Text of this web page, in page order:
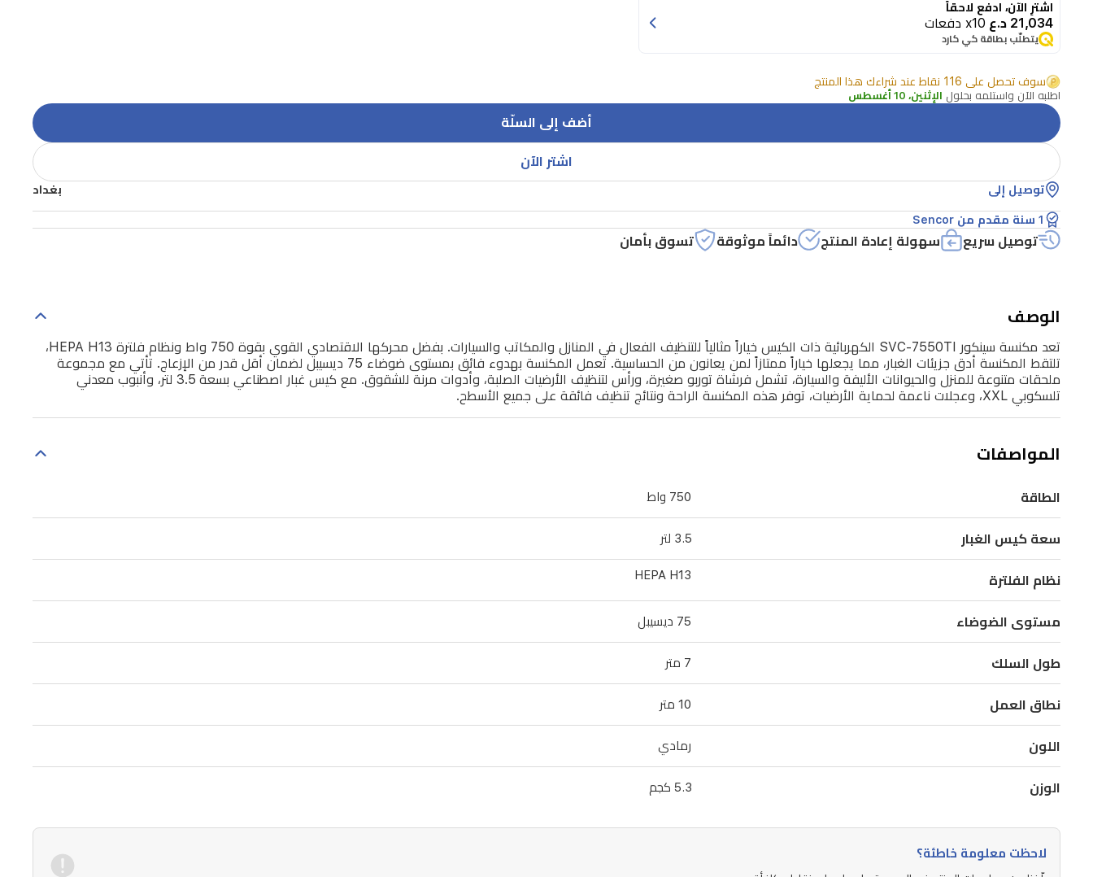
ذات
الكيس
مثالياً
للتنظيف
الفعال
في
المنازل
والمكاتب
والسيارات.
الاقتصادي
القوي
بقوة
750
واط
فلترة
H13،
تلتقط
المكنسة
أدق
جزيئات
الغبار،
مما
يجعلها
خياراً
ممتازاً
من
تعمل
المكنسة
اشترِ الآن، ادفع لاحقاً
21,034 د.ع x10 دفعات
يتطلّب بطاقة كي كارد
سوف تحصل على 116 نقاط عند شراءك هذا المنتج
اطلبه الآن واستلمه بحلول الإثنين، 10 أغسطس
أضف إلى السلّة
اشتر الآن
توصيل إلى بغداد
1 سنة مقدم من Sencor
توصيل سريع سهولة إعادة المنتج دائماً موثوقة تسوق بأمان
الوصف
تعد مكنسة سينكور SVC-7550TI الكهربائية ذات الكيس خياراً مثالياً للتنظيف الفعال في المنازل والمكاتب والسيارات. بفضل محركها الاقتصادي القوي بقوة 750 واط ونظام فلترة HEPA H13،
تلتقط المكنسة أدق جزيئات الغبار، مما يجعلها خياراً ممتازاً لمن يعانون من الحساسية. تعمل المكنسة بهدوء فائق بمستوى ضوضاء 75 ديسيبل لضمان أقل قدر من الإزعاج. تأتي مع مجموعة
ملحقات متنوعة للمنزل والحيوانات الأليفة والسيارة، تشمل فرشاة توربو صغيرة، ورأس لتنظيف الأرضيات الصلبة، وأدوات مرنة للشقوق. مع كيس غبار اصطناعي بسعة 3.5 لتر، وأنبوب معدني
تلسكوبي XXL، وعجلات ناعمة لحماية الأرضيات، توفر هذه المكنسة الراحة ونتائج تنظيف فائقة على جميع الأسطح.
المواصفات
الطاقة 750 واط
سعة كيس الغبار 3.5 لتر
نظام الفلترة HEPA H13
مستوى الضوضاء 75 ديسيبل
طول السلك 7 متر
نطاق العمل 10 متر
اللون رمادي
الوزن 5.3 كجم
لاحظت معلومة خاطئة؟